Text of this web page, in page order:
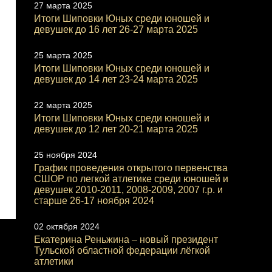
27 марта 2025
Итоги Шиповки Юных среди юношей и
девушек до 16 лет 26-27 марта 2025
25 марта 2025
Итоги Шиповки Юных среди юношей и
девушек до 14 лет 23-24 марта 2025
22 марта 2025
Итоги Шиповки Юных среди юношей и
девушек до 12 лет 20-21 марта 2025
25 ноября 2024
График проведения открытого первенства
СШОР по легкой атлетике среди юношей и
девушек 2010-2011, 2008-2009, 2007 г.р. и
старше 26-17 ноября 2024
02 октября 2024
Екатерина Реньжина – новый президент
Тульской областной федерации лёгкой
атлетики